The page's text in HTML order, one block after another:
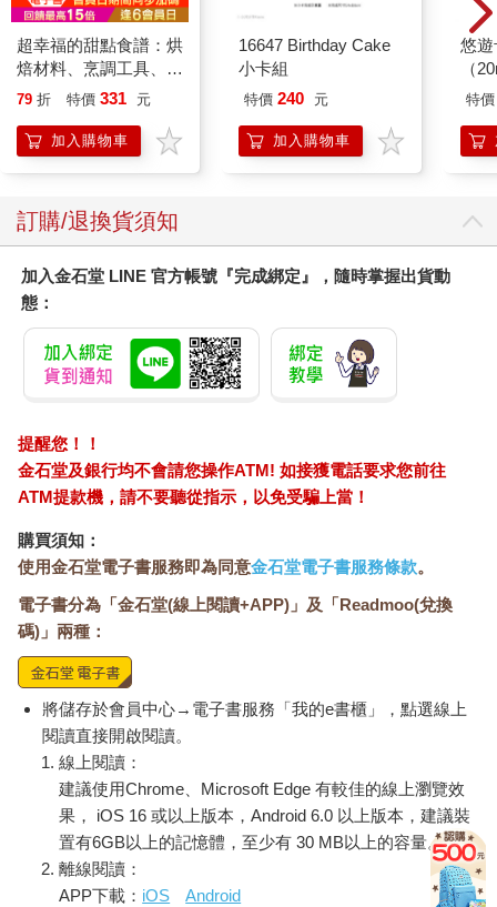
超幸福的甜點食譜：烘
焙材料、烹調工具、可
愛配色【閃亮女孩6】
79 折 特價 331 元
加入購物車
16647 Birthday Cake
小卡組
特價 240 元
加入購物車
悠
（
特價
訂購/退換貨須知
加入金石堂 LINE 官方帳號『完成綁定』，隨時掌握出貨動
態：
提醒您！！
金石堂及銀行均不會請您操作ATM! 如接獲電話要求您前往
ATM提款機，請不要聽從指示，以免受騙上當！
購買須知：
使用金石堂電子書服務即為同意金石堂電子書服務條款。
電子書分為「金石堂(線上閱讀+APP)」及「Readmoo(兌換
碼)」兩種：
將儲存於會員中心→電子書服務「我的e書櫃」，點選線上
閱讀直接開啟閱讀。
線上閱讀：
建議使用Chrome、Microsoft Edge 有較佳的線上瀏覽效
果， iOS 16 或以上版本，Android 6.0 以上版本，建議裝
置有6GB以上的記憶體，至少有 30 MB以上的容量。
離線閱讀：
APP下載： iOS
Android